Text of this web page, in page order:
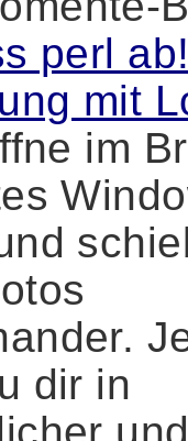
perl
mit
im
dir in